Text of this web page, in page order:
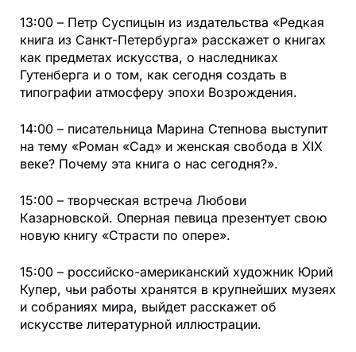
13:00 – Петр Суспицын из издательства «Редкая
книга из Санкт-Петербурга» расскажет о книгах
как предметах искусства, о наследниках
Гутенберга и о том, как сегодня создать в
типографии атмосферу эпохи Возрождения.
14:00 – писательница Марина Степнова выступит
на тему «Роман «Сад» и женская свобода в XIX
веке? Почему эта книга о нас сегодня?».
15:00 – творческая встреча Любови
Казарновской. Оперная певица презентует свою
новую книгу «Страсти по опере».
15:00 – российско-американский художник Юрий
Купер, чьи работы хранятся в крупнейших музеях
и собраниях мира, выйдет расскажет об
искусстве литературной иллюстрации.